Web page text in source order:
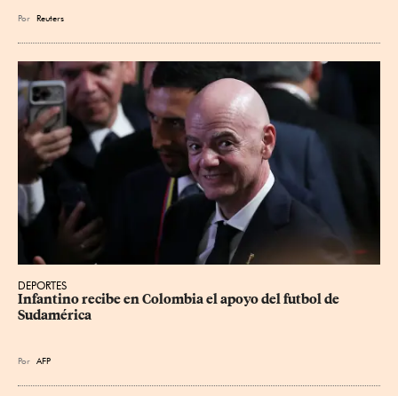
Por Reuters
DEPORTES
Infantino recibe en Colombia el apoyo del futbol de
Sudamérica
Por AFP